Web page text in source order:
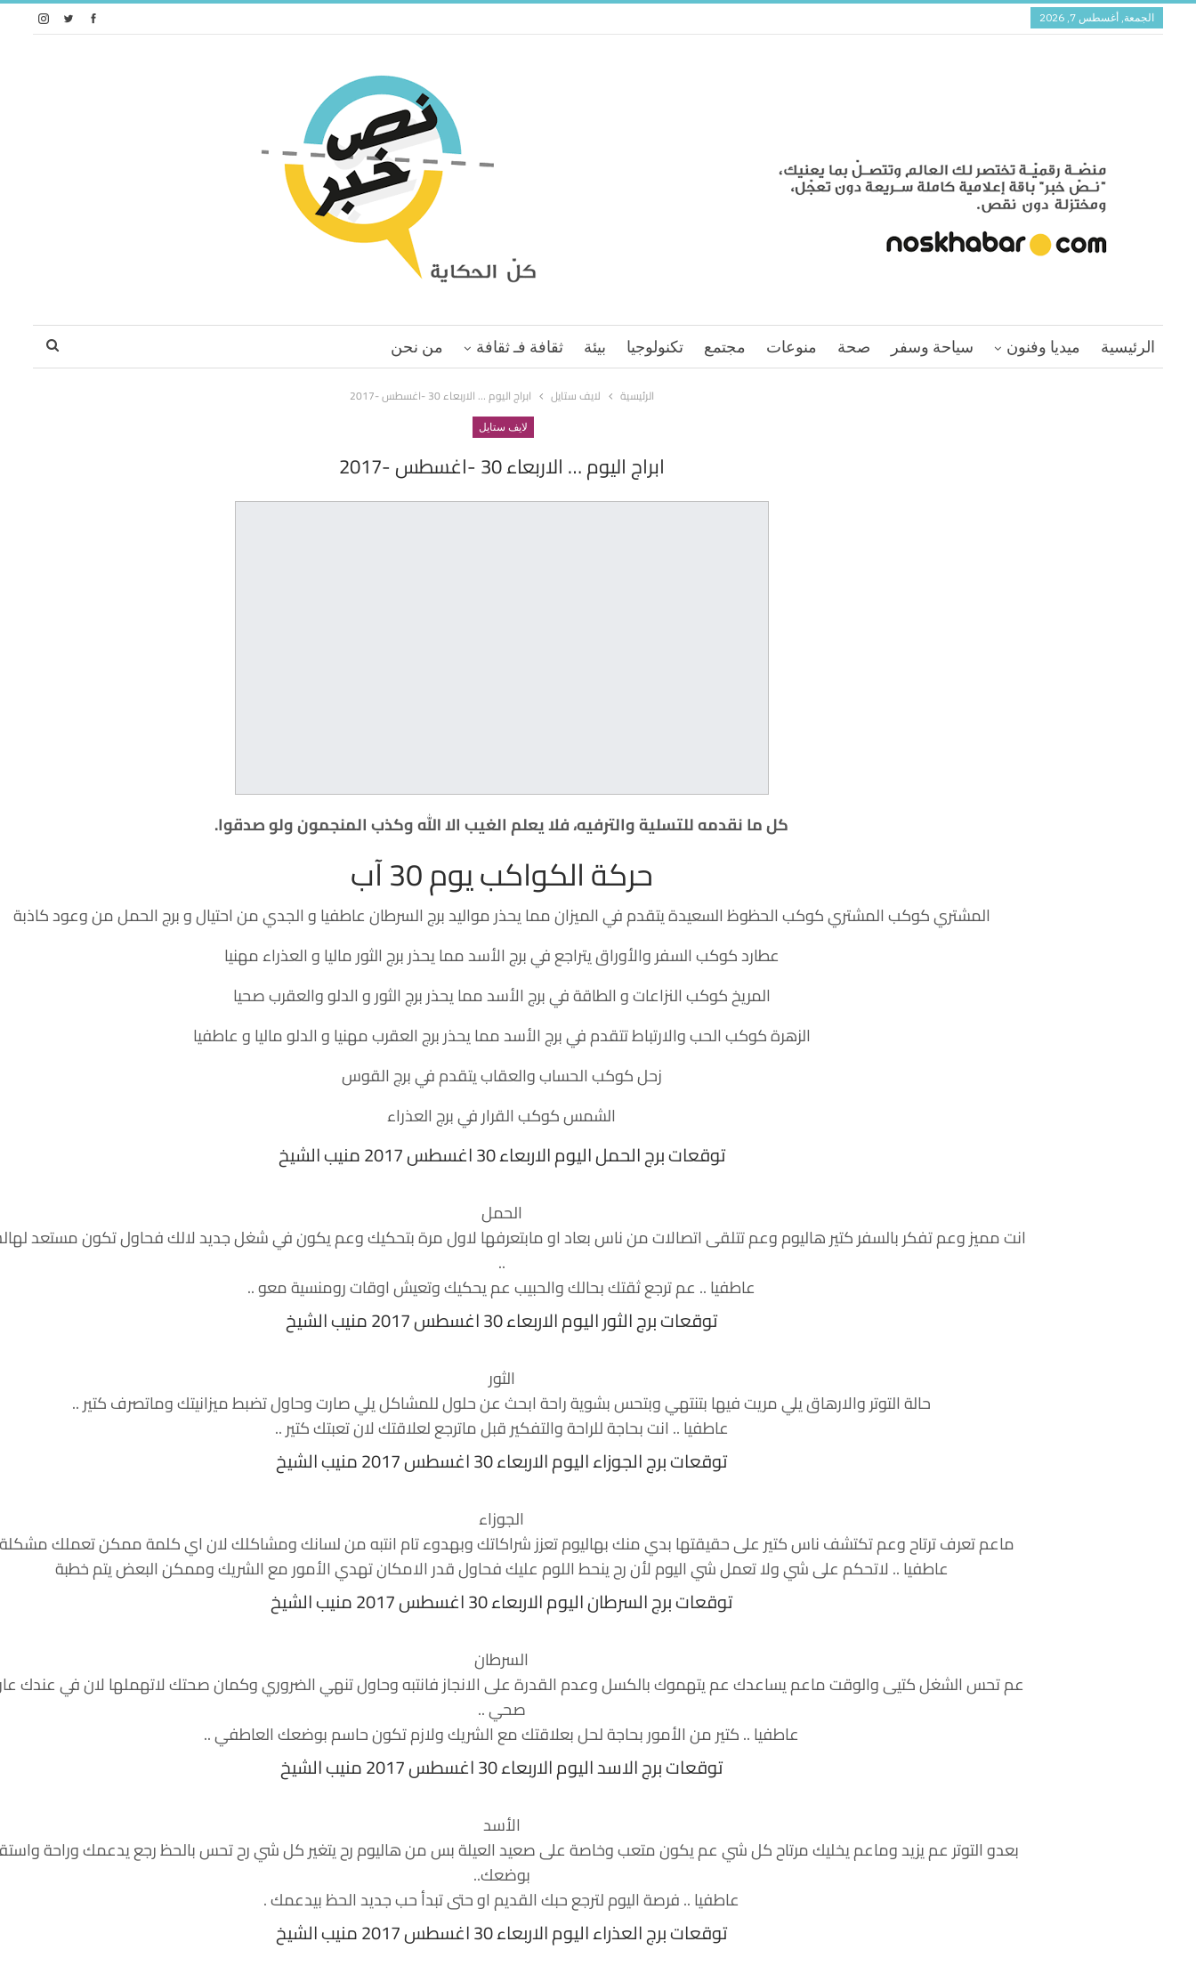
الجمعة, أغسطس 7, 2026
الرئيسية ميديا وفنون سياحة وسفر صحة منوعات مجتمع تكنولوجيا بيئة ثقافة فـ ثقافة من نحن
الرئيسية لايف ستايل ابراج اليوم … الاربعاء 30 -اغسطس -2017
لايف ستايل
ابراج اليوم … الاربعاء 30 -اغسطس -2017
كل ما نقدمه للتسلية والترفيه، فلا يعلم الغيب الا الله وكذب المنجمون ولو صدقوا.
حركة الكواكب يوم 30 آب
المشتري كوكب المشتري كوكب الحظوظ السعيدة يتقدم في الميزان مما يحذر مواليد برج السرطان عاطفيا و الجدي من احتيال و برج الحمل من وعود كاذبة
عطارد كوكب السفر والأوراق يتراجع في برج الأسد مما يحذر برج الثور ماليا و العذراء مهنيا
المريخ كوكب النزاعات و الطاقة في برج الأسد مما يحذر برج الثور و الدلو والعقرب صحيا
الزهرة كوكب الحب والارتباط تتقدم في برج الأسد مما يحذر برج العقرب مهنيا و الدلو ماليا و عاطفيا
زحل كوكب الحساب والعقاب يتقدم في برج القوس
الشمس كوكب القرار في برج العذراء
توقعات برج الحمل اليوم الاربعاء 30 اغسطس 2017 منيب الشيخ
الحمل
انت مميز وعم تفكر بالسفر كتير هاليوم وعم تتلقى اتصالات من ناس بعاد او مابتعرفها لاول مرة بتحكيك وعم يكون في شغل جديد لالك فحاول تكون مستعد
..
عاطفيا .. عم ترجع ثقتك بحالك والحبيب عم يحكيك وتعيش اوقات رومنسية معو ..
توقعات برج الثور اليوم الاربعاء 30 اغسطس 2017 منيب الشيخ
الثور
حالة التوتر والارهاق يلي مريت فيها بتنتهي وبتحس بشوية راحة ابحث عن حلول للمشاكل يلي صارت وحاول تضبط ميزانيتك وماتصرف كتير ..
عاطفيا .. انت بحاجة للراحة والتفكير قبل ماترجع لعلاقتك لان تعبتك كتير ..
توقعات برج الجوزاء اليوم الاربعاء 30 اغسطس 2017 منيب الشيخ
الجوزاء
ماعم تعرف ترتاح وعم تكتشف ناس كتير على حقيقتها بدي منك بهاليوم تعزز شراكاتك وبهدوء تام انتبه من لسانك ومشاكلك لان اي كلمة ممكن تعملك
عاطفيا .. لاتحكم على شي ولا تعمل شي اليوم لأن رح ينحط اللوم عليك فحاول قدر الامكان تهدي الأمور مع الشريك وممكن البعض يتم خطبة
توقعات برج السرطان اليوم الاربعاء 30 اغسطس 2017 منيب الشيخ
السرطان
عم تحس الشغل كتيى والوقت ماعم يساعدك عم يتهموك بالكسل وعدم القدرة على الانجاز فانتبه وحاول تنهي الضروري وكمان صحتك لاتهملها لان في عندك
صحي ..
عاطفيا .. كتير من الأمور بحاجة لحل بعلاقتك مع الشريك ولازم تكون حاسم بوضعك العاطفي ..
توقعات برج الاسد اليوم الاربعاء 30 اغسطس 2017 منيب الشيخ
الأسد
بعدو التوتر عم يزيد وماعم يخليك مرتاح كل شي عم يكون متعب وخاصة على صعيد العيلة بس من هاليوم رح يتغير كل شي رح تحس بالحظ رجع يدعمك وراحة
بوضعك..
عاطفيا .. فرصة اليوم لترجع حبك القديم او حتى تبدأ حب جديد الحظ بيدعمك .
توقعات برج العذراء اليوم الاربعاء 30 اغسطس 2017 منيب الشيخ